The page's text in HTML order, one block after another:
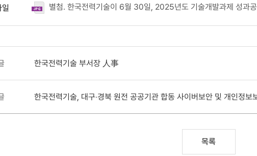
일 별첨. 한국전력기술이 6월 30일, 2025년도 기술개발과제 성과
한국전력기술 부서장 人事
한국전력기술, 대구‧경북 원전 공공기관 합동 사이버보안 및 개인정보
목록